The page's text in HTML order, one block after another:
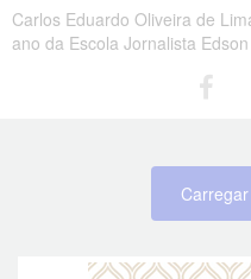
Carlos Eduardo Oliveira de
ano da Escola Jornalista Edson